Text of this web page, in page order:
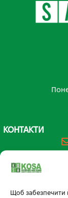
Щоб забезпечити
КОНТАКТИ